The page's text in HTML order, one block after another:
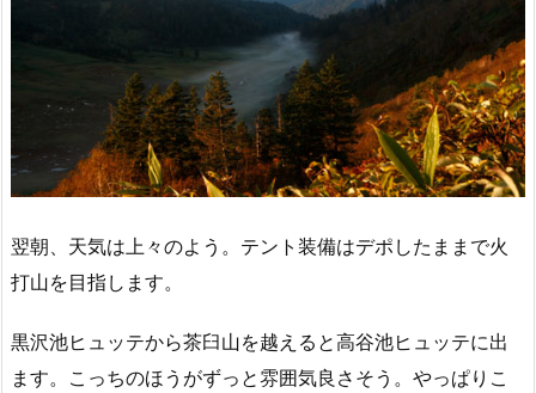
翌朝、天気は上々のよう。テント装備はデポしたままで火
打山を目指します。
黒沢池ヒュッテから茶臼山を越えると高谷池ヒュッテに出
ます。こっちのほうがずっと雰囲気良さそう。やっぱりこ